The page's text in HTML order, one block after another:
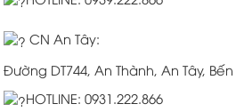
CN An Tây:
Đường DT744, An Thành, An Tây,
HOTLINE: 0931.222.866